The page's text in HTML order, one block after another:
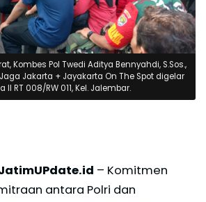
Kombes Pol Twedi Aditya Bennyahdi, S.Sos.,
Jaga Jakarta + Jayakarta On The Spot digelar
RT 008/RW 011, Kel. Jalembar.
– Komitmen
antara Polri dan